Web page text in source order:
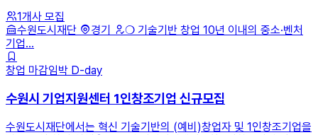
1개사 모집
수원도시재단
경기
❍ 기술기반 창업 10년 이내의 중소·벤처
기업...
창업 마감임박 D-day
수원시 기업지원센터 1인창조기업 신규모집
수원도시재단에서는 혁신 기술기반의 (예비)창업자 및 1인창조기업을